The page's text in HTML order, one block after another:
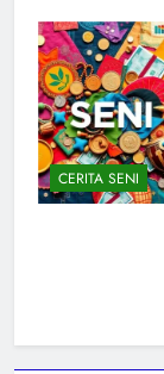
CERITA SENI